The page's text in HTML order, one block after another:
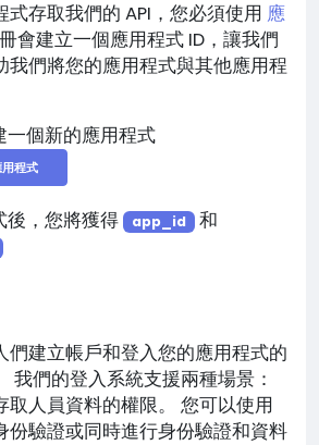
式存取我們的 API，您必須使用 應
會建立一個應用程式 ID，讓我們
我們將您的應用程式與其他應用程
一個新的應用程式
程式
後，您將獲得 app_id 和
們建立帳戶和登入您的應用程式的
我們的登入系統支援兩種場景：
取人員資料的權限。 您可以使用
份驗證或同時進行身份驗證和資料